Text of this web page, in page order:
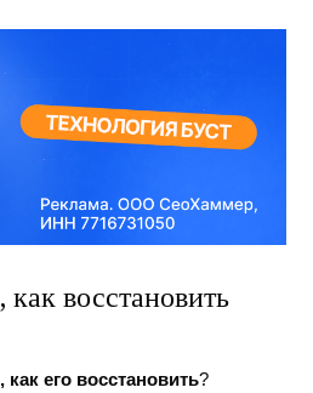
восстановить
его восстановить?